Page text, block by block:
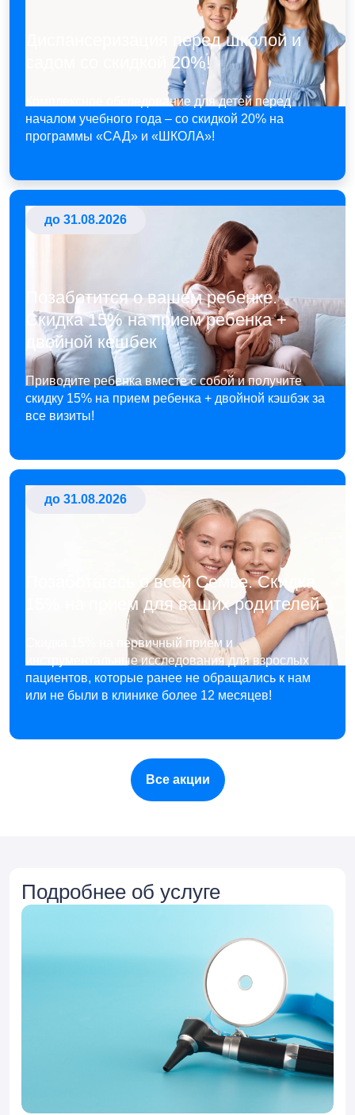
Диспансеризация перед школой и
садом со скидкой 20%!
Комплексное обследование для детей перед
началом учебного года – со скидкой 20% на
программы «САД» и «ШКОЛА»!
до 31.08.2026
Позаботится о вашем ребенке.
Скидка 15% на прием ребенка +
двойной кешбек
Приводите ребенка вместе с собой и получите
скидку 15% на прием ребенка + двойной кэшбэк за
все визиты!
до 31.08.2026
Позаботьтесь о всей Семье. Скидка
15% на прием для ваших родителей
Скидка 15% на первичный прием и
инструментальные исследования для взрослых
пациентов, которые ранее не обращались к нам
или не были в клинике более 12 месяцев!
Все акции
Подробнее об услуге